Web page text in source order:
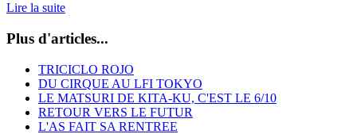
Lire la suite
Plus d'articles...
TRICICLO ROJO
DU CIRQUE AU LFI TOKYO
LE MATSURI DE KITA-KU, C'EST LE 6/10
RETOUR VERS LE FUTUR
L'AS FAIT SA RENTREE